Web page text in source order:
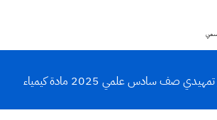
صف سادس علمي 2025 مادة كيمياء